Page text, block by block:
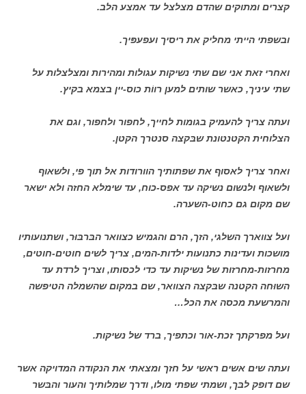
קצרים ומתוקים שהדם מצלצל עד אמצע הלב.
ובשפתי הייתי מחליק את ריסיך ועפעפּיך.
ואחרי זאת אני שם שתי נשיקות עגולות ומהירות ומצלצלות על
שתי עיניך, כאשר שותים למען רווֹת כוס-יין בצמא בקיץ.
ועתה צריך להעמיק בגומות לחייך, לחפור ולחפור, וגם את
הצלוחית הקטנטונת שבּקצה סנטרך הקטן.
ואחר צריך לאסוף את שפתותיך הוורודות אל תוך פי, ולשאוף
ולשאוף ולנשום נשיקה עד אפס-כוח, עד שימלא החזה ולא ישאר
שם מקום גם כחוט-השערה.
ועל צווארך השלגי, הזך, הרם והגמיש כצוואר הבּרבּוּר, ושתנועותיו
מושכות ועדינות כתנועות ילדות-המים, צריך לשים חוטים-חוטים,
מחרזות-מחרזות של נשיקות עד כדי לכסותו, וצריך לרדת עד
השוּחה הקטנה שבּקצה הצוואר, שם במקום שהשמלה הטיפשה
והמרשעת מכסה את הכל…
ועל מפרקתך זכת-אור וכתפיך, ברד של נשיקות.
ועתה שים אשים ראשי על חזך ומצאתי את הנקודה המדויקה אשר
שם דופק לבּך, ושמתי שפתי מולו, ודרך שמלותיך והעור והבּשר